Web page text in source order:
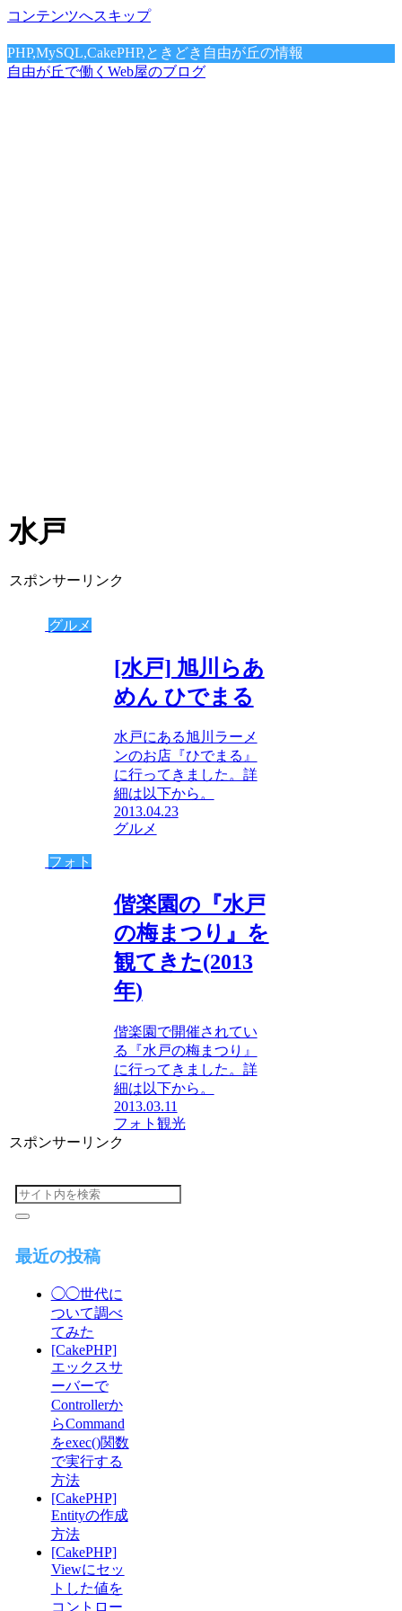
コンテンツへスキップ
PHP,MySQL,CakePHP,ときどき自由が丘の情報
自由が丘で働くWeb屋のブログ
水戸
スポンサーリンク
グルメ
[水戸] 旭川らあ
めん ひでまる
水戸にある旭川ラーメ
ンのお店『ひでまる』
に行ってきました。詳
細は以下から。
2013.04.23
グルメ
フォト
偕楽園の『水戸
の梅まつり』を
観てきた(2013
年)
偕楽園で開催されてい
る『水戸の梅まつり』
に行ってきました。詳
細は以下から。
2013.03.11
フォト 観光
スポンサーリンク
最近の投稿
◯◯世代に
ついて調べ
てみた
[CakePHP]
エックスサ
ーバーで
Controllerか
らCommand
をexec()関数
で実行する
方法
[CakePHP]
Entityの作成
方法
[CakePHP]
Viewにセッ
トした値を
コントロー